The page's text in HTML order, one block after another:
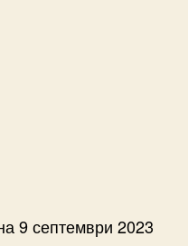
9 септември 2023